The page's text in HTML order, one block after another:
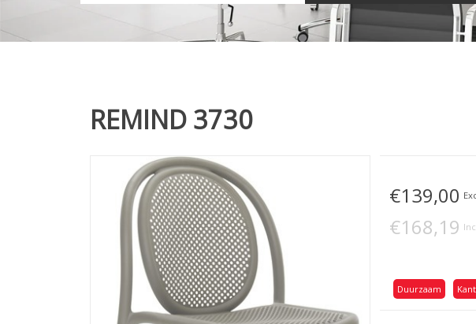
Vergaderen en Receptie
REMIND 3730
€139,00
€168,19
Duurzaam